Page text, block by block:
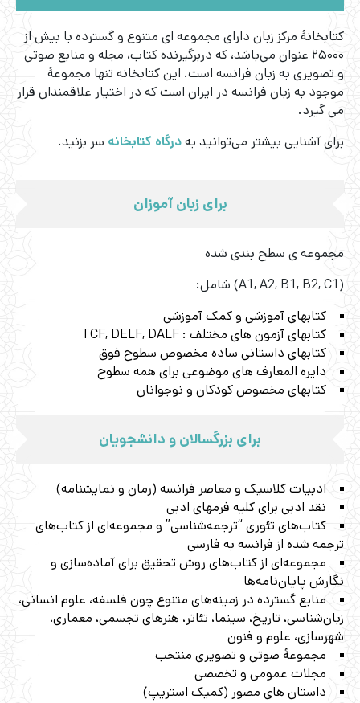
کتابخانۀ مرکز زبان دارای مجموعه ای متنوع و گسترده‌ با بیش از
۲۵۰۰۰ عنوان می‌باشد، که دربرگیرنده کتاب، مجله و منابع صوتی
و تصویری به زبان فرانسه است. این کتابخانه تنها مجموعۀ
موجود به زبان فرانسه در ایران است که در اختیار علاقمندان قرار
می گیرد.
برای آشنایی بیشتر می‌توانید بهدرگاه کتابخانه سر بزنید.
برای زبان آموزان
مجموعه ی سطح بندی شده
(A1, A2, B1, B2, C1) شامل:
کتابهای آموزشی و کمک آموزشی
کتابهای آزمون های مختلف : TCF, DELF, DALF
کتابهای داستانی ساده مخصوص سطوح فوق
دایره المعارف های موضوعی برای همه سطوح
کتابهای مخصوص کودکان و نوجوانان
ﺑﺮای ﺑﺰرﮔﺴﺎﻻن و داﻧﺸﺠﻮﯾﺎن
ادبیات کلاسیک و معاصر فرانسه (رمان و نمایشنامه)
نقد ادبی برای کلیه فرمهای ادبی
کتاب‌های تئوری “ترجمه‌شناسی” و مجموعه‌ای از کتاب‌های
ترجمه شده از فرانسه به فارسی
مجموعه‌ای از کتاب‌های روش تحقیق برای آماده‌سازی و
نگارش پایان‌نامه‌ها
منابع گسترده‌ در زمینه‌های متنوع چون فلسفه، علوم انسانی،
زبان‌شناسی، تاریخ، سینما، تئاتر، هنرهای تجسمی، معماری،
شهرسازی، علوم و فنون
مجموعۀ صوتی و تصویری منتخب
مجلات عمومی و تخصصی
داستان های مصور (کمیک استریپ)